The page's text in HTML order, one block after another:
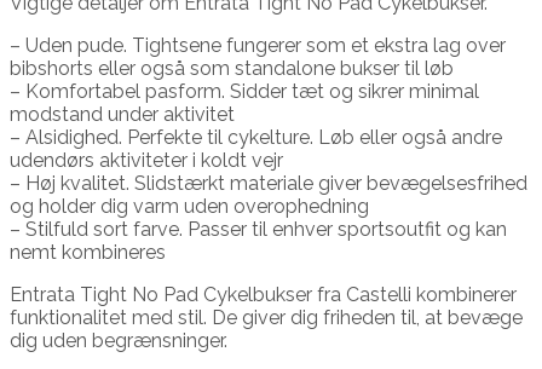
– Uden pude. Tightsene fungerer som et ekstra lag over
bibshorts eller også som standalone bukser til løb
– Komfortabel pasform. Sidder tæt og sikrer minimal
modstand under aktivitet
– Alsidighed. Perfekte til cykelture. Løb eller også andre
udendørs aktiviteter i koldt vejr
– Høj kvalitet. Slidstærkt materiale giver bevægelsesfrihed
og holder dig varm uden overophedning
– Stilfuld sort farve. Passer til enhver sportsoutfit og kan
nemt kombineres
Entrata Tight No Pad Cykelbukser fra Castelli kombinerer
funktionalitet med stil. De giver dig friheden til, at bevæge
dig uden begrænsninger.